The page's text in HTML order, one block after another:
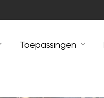
Toepassingen